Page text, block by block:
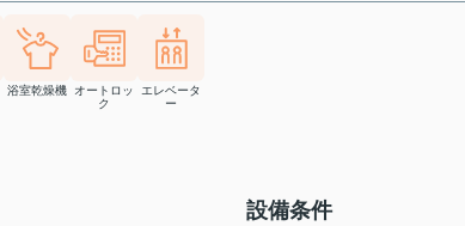
浴室乾燥機
オートロッ
ク
エレベータ
ー
設備条件